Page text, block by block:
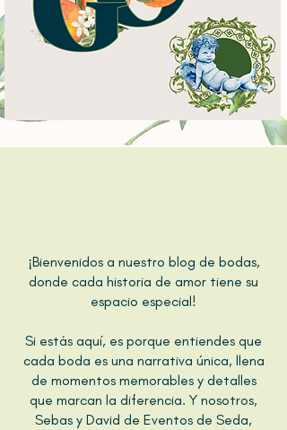
¡Bienvenidos a nuestro blog de bodas,
donde cada historia de amor tiene su
espacio especial!
Si estás aquí, es porque entiendes que
cada boda es una narrativa única, llena
de momentos memorables y detalles
que marcan la diferencia. Y nosotros,
Sebas y David de Eventos de Seda,